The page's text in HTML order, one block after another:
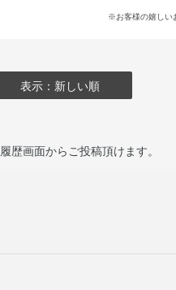
※お客様の嬉しい
表示：新しい順
歴画面からご投稿頂けます。